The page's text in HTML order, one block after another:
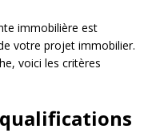
immobilière est
votre projet immobilier.
voici les critères
qualifications